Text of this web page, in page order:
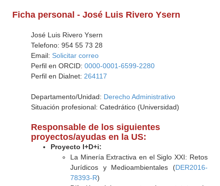
Ficha personal - José Luis Rivero Ysern
José Luis Rivero Ysern
Telefono: 954 55 73 28
Email: Solicitar correo
Perfil en ORCID: 0000-0001-6599-2280
Perfil en Dialnet: 264117
Departamento/Unidad: Derecho Administrativo
Situación profesional: Catedrático (Universidad)
Responsable de los siguientes
proyectos/ayudas en la US:
Proyecto I+D+i:
La Minería Extractiva en el Siglo XXI: Retos
Jurídicos y Medioambientales (DER2016-
78393-R)